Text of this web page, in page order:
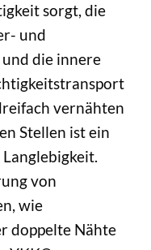
sorgt, die
und
die innere
vernähten
Stellen ist ein
von
wie
doppelte Nähte